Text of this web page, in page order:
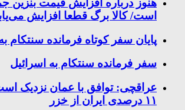
هنوز درباره افزایش قیمت بنزین
است/ کالا برگ قطعا افزایش
پایان سفر کوتاه فرمانده سنتکام
سفر فرمانده سنتکام به اسرائیل
عراقچی: توافق با عمان نزدیک
۱۱ درصدی ایران از خزر